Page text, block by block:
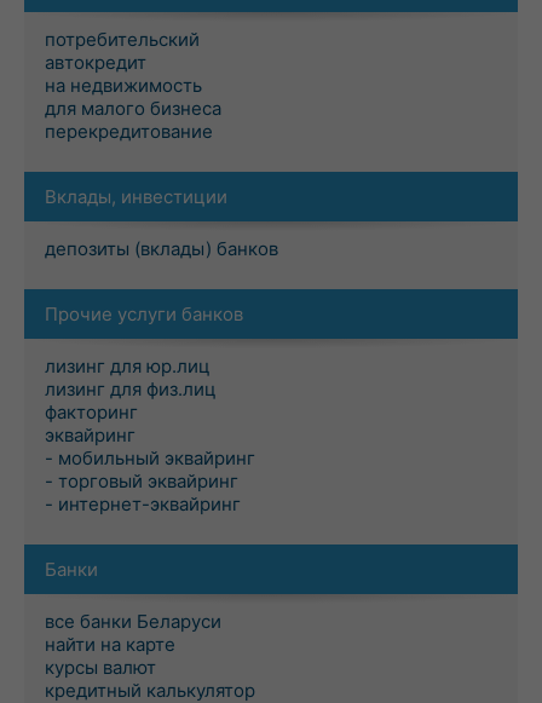
потребительский
автокредит
на недвижимость
для малого бизнеса
перекредитование
Вклады, инвестиции
депозиты (вклады) банков
Прочие услуги банков
лизинг для юр.лиц
лизинг для физ.лиц
факторинг
эквайринг
- мобильный эквайринг
- торговый эквайринг
- интернет-эквайринг
Банки
все банки Беларуси
найти на карте
курсы валют
кредитный калькулятор